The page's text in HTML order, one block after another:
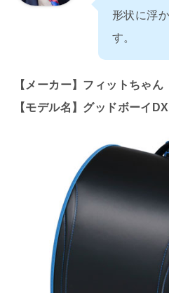
形状に浮
す。
【メーカー】フィットちゃん
【モデル名】グッドボーイDX